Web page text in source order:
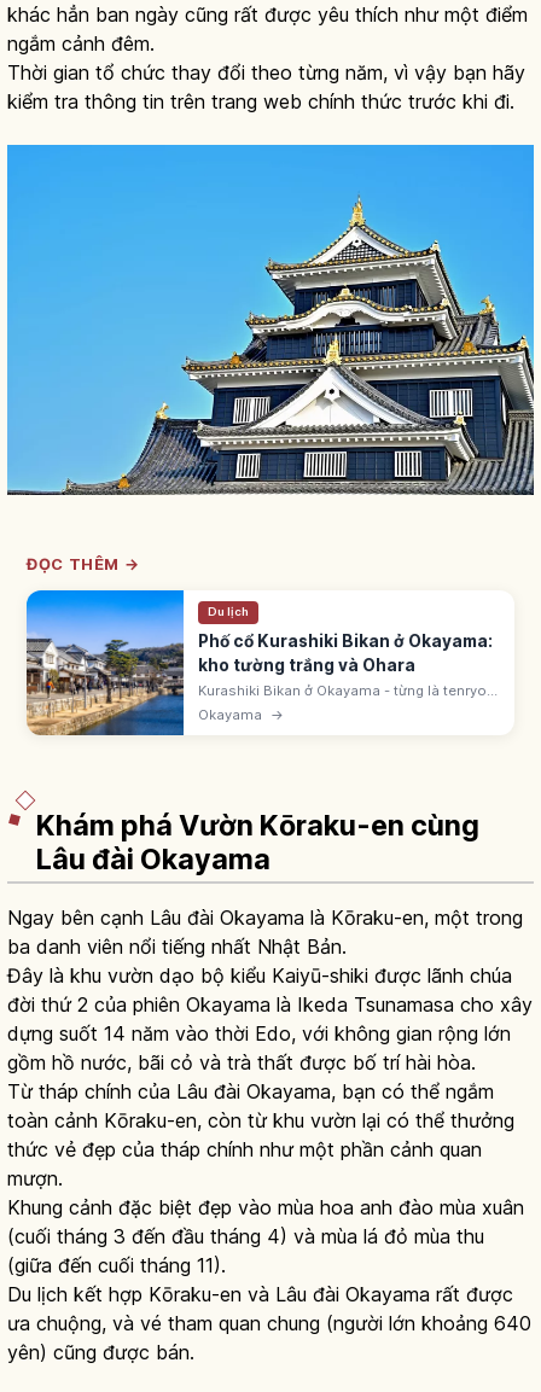
khác hẳn ban ngày cũng rất được yêu thích như một điểm
ngắm cảnh đêm.
Thời gian tổ chức thay đổi theo từng năm, vì vậy bạn hãy
kiểm tra thông tin trên trang web chính thức trước khi đi.
ĐỌC THÊM →
Du lịch
Phố cổ Kurashiki Bikan ở Okayama:
kho tường trắng và Ohara
Kurashiki Bikan ở Okayama - từng là tenryo
Mạc phủ Edo. Kho tường trắng dọc sông
Kurashiki. Du thuyền Kawabune ~600m 20
Okayama →
Khám phá Vườn Kōraku-en cùng
Lâu đài Okayama
Ngay bên cạnh Lâu đài Okayama là Kōraku-en, một trong
ba danh viên nổi tiếng nhất Nhật Bản.
Đây là khu vườn dạo bộ kiểu Kaiyū-shiki được lãnh chúa
đời thứ 2 của phiên Okayama là Ikeda Tsunamasa cho xây
dựng suốt 14 năm vào thời Edo, với không gian rộng lớn
gồm hồ nước, bãi cỏ và trà thất được bố trí hài hòa.
Từ tháp chính của Lâu đài Okayama, bạn có thể ngắm
toàn cảnh Kōraku-en, còn từ khu vườn lại có thể thưởng
thức vẻ đẹp của tháp chính như một phần cảnh quan
mượn.
Khung cảnh đặc biệt đẹp vào mùa hoa anh đào mùa xuân
(cuối tháng 3 đến đầu tháng 4) và mùa lá đỏ mùa thu
(giữa đến cuối tháng 11).
Du lịch kết hợp Kōraku-en và Lâu đài Okayama rất được
ưa chuộng, và vé tham quan chung (người lớn khoảng 640
yên) cũng được bán.